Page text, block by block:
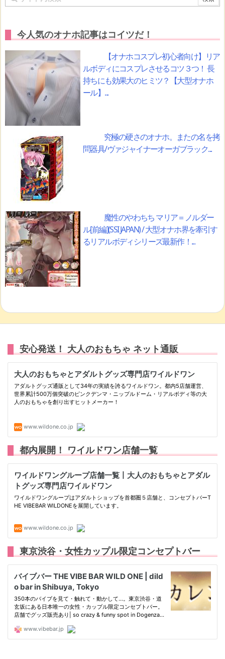
今人気のオナホ記事はコイツだ！
【オナホコスプレ初心者向け】リア
ルボディにコスプレさせるコツ３つ！ 長
持ちにも効果大のヒミツ？【大型オナホ
ール】...
究極の硬さのオナホ。またの名を拷
問器具/ヴァジャイナーオーガブラック...
魔性のやわちち マリア＝ノルダー
ル[前編](SSI JAPAN) / 大型オナホ界を牽引す
るリアルボディシリーズ最新作！...
安心発送！ 大人のおもちゃ ネット通販
都内展開！ ワイルドワン店舗一覧
東京渋谷・女性カップル限定コンセプトバー